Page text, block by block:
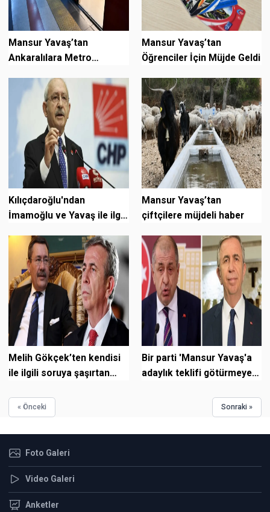
Mansur Yavaş’tan
Ankaralılara Metro
Mansur Yavaş’tan
Öğrenciler İçin Müjde Geldi
Kılıçdaroğlu'ndan
İmamoğlu ve Yavaş ile ilgili
Mansur Yavaş’tan
çiftçilere müjdeli haber
Melih Gökçek’ten kendisi
ile ilgili soruya şaşırtan
Bir parti 'Mansur Yavaş'a
adaylık teklifi götürmeye
« Önceki Sonraki »
Foto Galeri
Video Galeri
Anketler